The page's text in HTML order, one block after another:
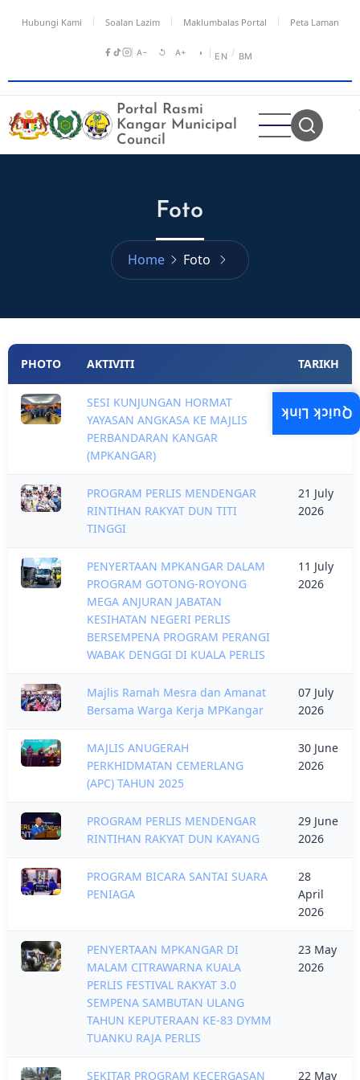
Hubungi Kami Soalan Lazim Maklumbalas Portal Peta Laman
A− ↺ A+ ◑ EN / BM
Portal Rasmi
Kangar Municipal
Council
Foto
Home Foto
PHOTO AKTIVITI TARIKH
SESI KUNJUNGAN HORMAT
YAYASAN ANGKASA KE MAJLIS
PERBANDARAN KANGAR
(MPKANGAR)
2026
PROGRAM PERLIS MENDENGAR
RINTIHAN RAKYAT DUN TITI
TINGGI
21 July
2026
PENYERTAAN MPKANGAR DALAM
PROGRAM GOTONG-ROYONG
MEGA ANJURAN JABATAN
KESIHATAN NEGERI PERLIS
BERSEMPENA PROGRAM PERANGI
WABAK DENGGI DI KUALA PERLIS
11 July
2026
Majlis Ramah Mesra dan Amanat
Bersama Warga Kerja MPKangar
07 July
2026
MAJLIS ANUGERAH
PERKHIDMATAN CEMERLANG
(APC) TAHUN 2025
30 June
2026
PROGRAM PERLIS MENDENGAR
RINTIHAN RAKYAT DUN KAYANG
29 June
2026
PROGRAM BICARA SANTAI SUARA
PENIAGA
28
April
2026
PENYERTAAN MPKANGAR DI
MALAM CITRAWARNA KUALA
PERLIS FESTIVAL RAKYAT 3.0
SEMPENA SAMBUTAN ULANG
TAHUN KEPUTERAAN KE-83 DYMM
TUANKU RAJA PERLIS
23 May
2026
SEKITAR PROGRAM KECERGASAN
22 May
Quick Link